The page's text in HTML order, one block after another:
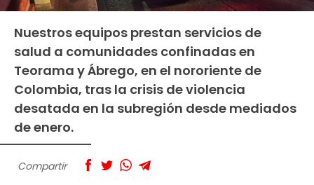
Nuestros equipos prestan servicios de
salud a comunidades confinadas en
Teorama y Ábrego, en el nororiente de
Colombia, tras la crisis de violencia
desatada en la subregión desde mediados
de enero.
Compartir